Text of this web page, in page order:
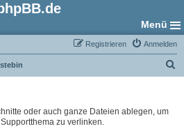
Menü
Anmelden
Registrieren
oder auch ganze Dateien ablegen, um
zu verlinken.